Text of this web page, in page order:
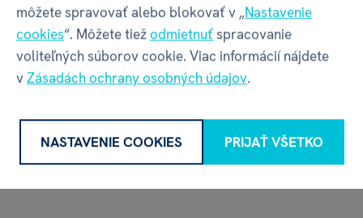
€ 12,99 € 11,69
€ 10,63/100g
38 variantov skladom
€ 7,99 € 7,19
4 varianty skladom
môžete spravovať alebo blokovať v „Nastavenie
cookies“. Môžete tiežodmietnuťspracovanie
voliteľných súborov cookie. Viac informácií nájdete
vZásadách ochrany osobných údajov.
NASTAVENIE COOKIES PRIJAŤ VŠETKO